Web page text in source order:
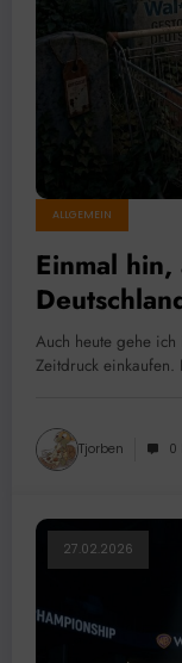
ALLGEMEIN
Einmal
Auch heute gehe
Zeitdruck einkaufen.
Tjorben 0
27.02.2026